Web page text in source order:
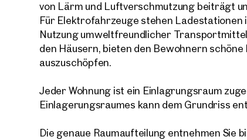
von Lärm und Luftverschmutzung beiträgt
Für Elektrofahrzeuge stehen
Nutzung umweltfreundlicher
den Häusern, bieten den Bewohnern schöne
auszuschöpfen.
Jeder Wohnung ist ein Einlagrungsraum
Einlagerungsraumes kann dem Grundriss
Die genaue Raumaufteilung entnehmen Sie
E-